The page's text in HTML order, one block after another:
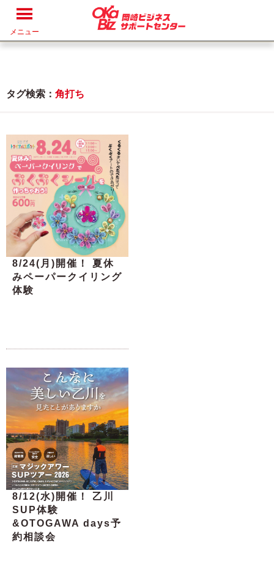
メニュー
タグ検索： 角打ち
8/24(月)開催！ 夏休
みペーパークイリング
体験
8/12(水)開催！ 乙川
SUP体験
&OTOGAWA days予
約相談会